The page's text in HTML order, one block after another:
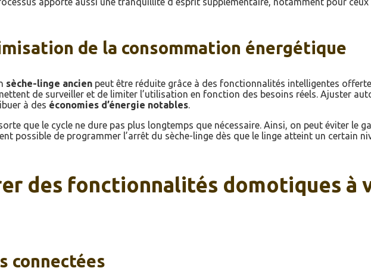
de la consommation énergétique
sèche-linge ancien peut être réduite grâce à des fonctionnalités intelligentes
de surveiller et de limiter l’utilisation en fonction des besoins réels. Ajuster
à des économies d’énergie notables
que le cycle ne dure pas plus longtemps que nécessaire. Ainsi, on peut éviter le
possible de programmer l’arrêt du sèche-linge dès que le linge atteint un certain
des fonctionnalités domotiques à
connectées